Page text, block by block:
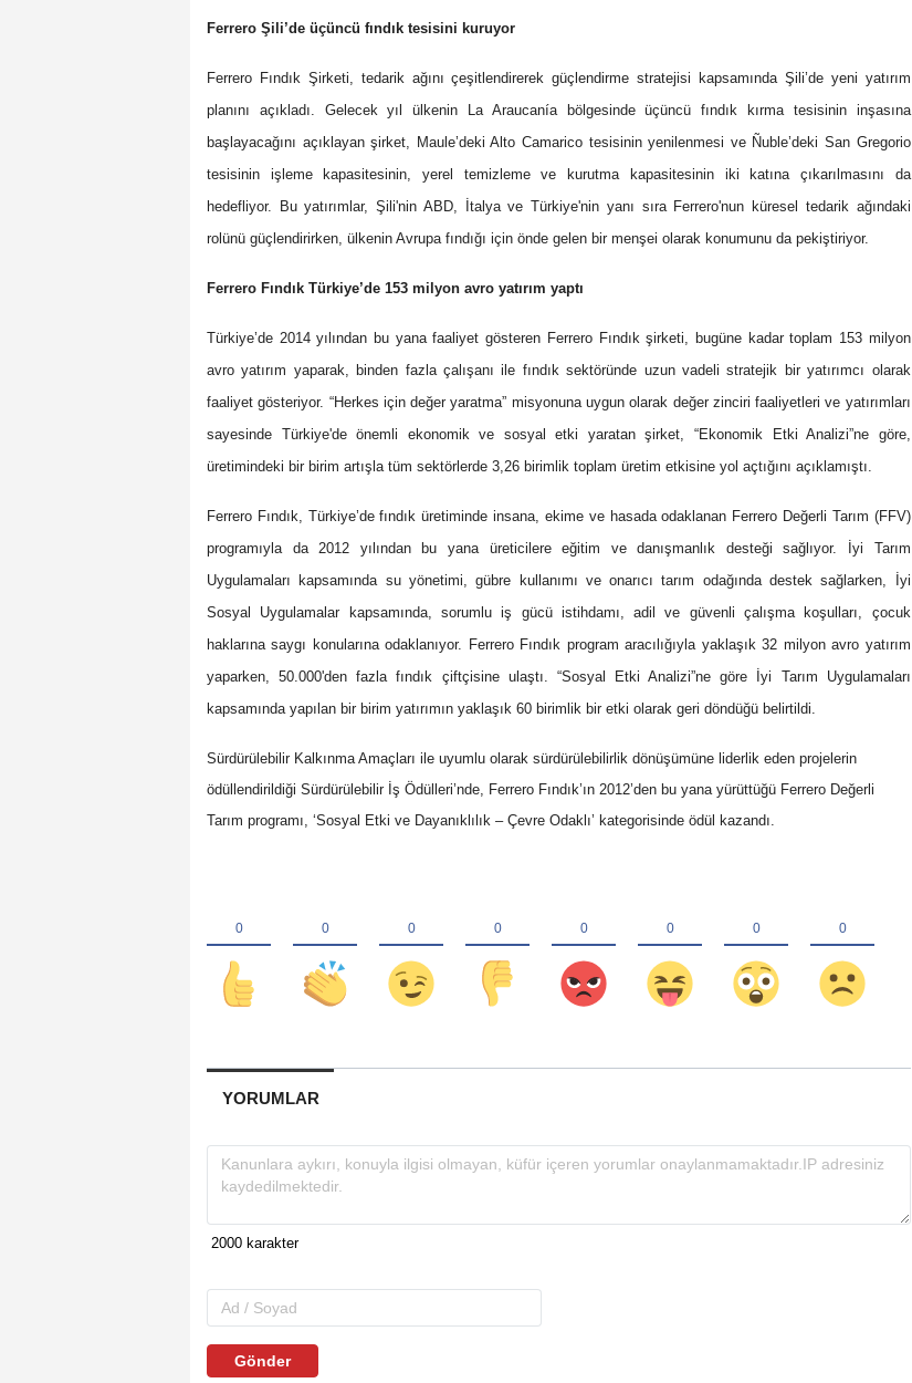
Ferrero Şili’de üçüncü fındık tesisini kuruyor
Ferrero Fındık Şirketi, tedarik ağını çeşitlendirerek güçlendirme stratejisi kapsamında Şili’de yeni yatırım
planını açıkladı. Gelecek yıl ülkenin La Araucanía bölgesinde üçüncü fındık kırma tesisinin inşasına
başlayacağını açıklayan şirket, Maule’deki Alto Camarico tesisinin yenilenmesi ve Ñuble’deki San Gregorio
tesisinin işleme kapasitesinin, yerel temizleme ve kurutma kapasitesinin iki katına çıkarılmasını da
hedefliyor. Bu yatırımlar, Şili'nin ABD, İtalya ve Türkiye'nin yanı sıra Ferrero'nun küresel tedarik ağındaki
rolünü güçlendirirken, ülkenin Avrupa fındığı için önde gelen bir menşei olarak konumunu da pekiştiriyor.
Ferrero Fındık Türkiye’de 153 milyon avro yatırım yaptı
Türkiye’de 2014 yılından bu yana faaliyet gösteren Ferrero Fındık şirketi, bugüne kadar toplam 153 milyon
avro yatırım yaparak, binden fazla çalışanı ile fındık sektöründe uzun vadeli stratejik bir yatırımcı olarak
faaliyet gösteriyor. “Herkes için değer yaratma” misyonuna uygun olarak değer zinciri faaliyetleri ve yatırımları
sayesinde Türkiye'de önemli ekonomik ve sosyal etki yaratan şirket, “Ekonomik Etki Analizi”ne göre,
üretimindeki bir birim artışla tüm sektörlerde 3,26 birimlik toplam üretim etkisine yol açtığını açıklamıştı.
Ferrero Fındık, Türkiye’de fındık üretiminde insana, ekime ve hasada odaklanan Ferrero Değerli Tarım (FFV)
programıyla da 2012 yılından bu yana üreticilere eğitim ve danışmanlık desteği sağlıyor. İyi Tarım
Uygulamaları kapsamında su yönetimi, gübre kullanımı ve onarıcı tarım odağında destek sağlarken, İyi
Sosyal Uygulamalar kapsamında, sorumlu iş gücü istihdamı, adil ve güvenli çalışma koşulları, çocuk
haklarına saygı konularına odaklanıyor. Ferrero Fındık program aracılığıyla yaklaşık 32 milyon avro yatırım
yaparken, 50.000'den fazla fındık çiftçisine ulaştı. “Sosyal Etki Analizi”ne göre İyi Tarım Uygulamaları
kapsamında yapılan bir birim yatırımın yaklaşık 60 birimlik bir etki olarak geri döndüğü belirtildi.
Sürdürülebilir Kalkınma Amaçları ile uyumlu olarak sürdürülebilirlik dönüşümüne liderlik eden projelerin
ödüllendirildiği Sürdürülebilir İş Ödülleri’nde, Ferrero Fındık’ın 2012’den bu yana yürüttüğü Ferrero Değerli
Tarım programı, ‘Sosyal Etki ve Dayanıklılık – Çevre Odaklı’ kategorisinde ödül kazandı.
YORUMLAR
Gönder